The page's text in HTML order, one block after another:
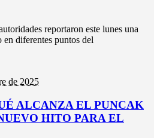
reportaron este lunes una
en diferentes puntos del
de 2025
ALCANZA EL PUNCAK
HITO PARA EL